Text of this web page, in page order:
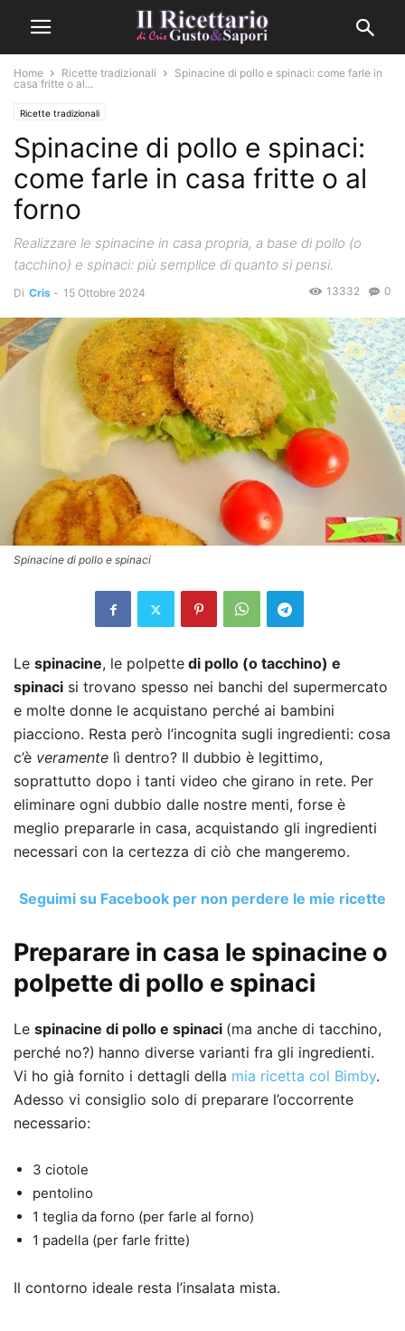
Home Ricette tradizionali
Spinacine di pollo e spinaci: come farle in
casa fritte o al...
Ricette tradizionali
Spinacine di pollo e spinaci:
come farle in casa fritte o al
forno
Realizzare le spinacine in casa propria, a base di pollo (o
tacchino) e spinaci: più semplice di quanto si pensi.
Di Cris - 15 Ottobre 2024 0
13332
Spinacine di pollo e spinaci
Le spinacine, le polpette di pollo (o tacchino) e
spinaci si trovano spesso nei banchi del supermercato
e molte donne le acquistano perché ai bambini
piacciono. Resta però l’incognita sugli ingredienti: cosa
c’è veramente lì dentro? Il dubbio è legittimo,
soprattutto dopo i tanti video che girano in rete. Per
eliminare ogni dubbio dalle nostre menti, forse è
meglio prepararle in casa, acquistando gli ingredienti
necessari con la certezza di ciò che mangeremo.
Seguimi su Facebook per non perdere le mie ricette
Preparare in casa le spinacine o
polpette di pollo e spinaci
Le spinacine di pollo e spinaci (ma anche di tacchino,
perché no?) hanno diverse varianti fra gli ingredienti.
Vi ho già fornito i dettagli della mia ricetta col Bimby.
Adesso vi consiglio solo di preparare l’occorrente
necessario:
3 ciotole
pentolino
1 teglia da forno (per farle al forno)
1 padella (per farle fritte)
Il contorno ideale resta l’insalata mista.